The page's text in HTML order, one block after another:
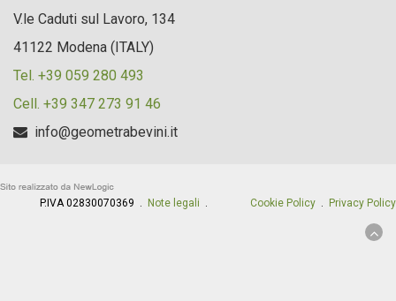
V.le Caduti sul Lavoro, 134
41122 Modena (ITALY)
Tel. +39 059 280 493
Cell. +39 347 273 91 46
info@geometrabevini.it
P.IVA 02830070369 . Note legali . Cookie Policy . Privacy Policy